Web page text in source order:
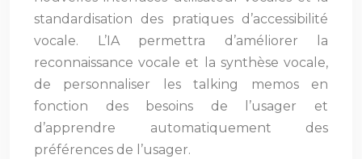
standardisation des pratiques d’accessibilité
vocale. L’IA permettra d’améliorer la
reconnaissance vocale et la synthèse vocale,
de personnaliser les talking memos en
fonction des besoins de l’usager et
d’apprendre automatiquement des
préférences de l’usager.